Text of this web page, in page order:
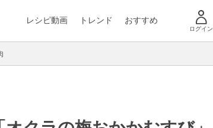
レシピ動画 トレンド おすすめ
ログイン